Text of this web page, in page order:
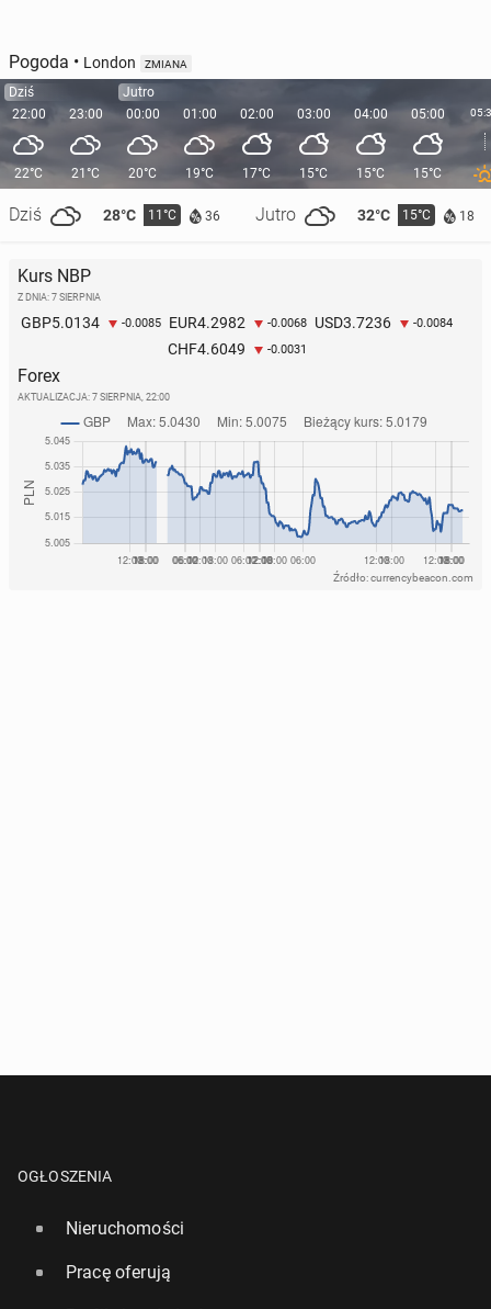
Pogoda • London ZMIANA
Dziś
22:00
22°C
Dziś 28°C 11°C 36 Jutro 32°C 15°C 18
23:00
21°C
Jutro
00:00
20°C
01:00
19°C
02:00
17°C
03:00
15°C
04:00
15°C
05:00
15°C
Kurs NBP
Z DNIA: 7 SIERPNIA
GBP5.0134 -0.0085 EUR4.2982 -0.0068 USD3.7236 -0.0084
CHF4.6049 -0.0031
Forex
AKTUALIZACJA: 7 SIERPNIA, 22:00
Źródło: currencybeacon.com
OGŁOSZENIA
Nieruchomości
Pracę oferują